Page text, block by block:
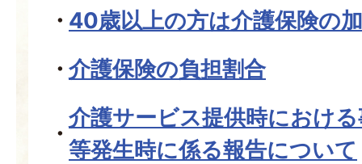
40歳以上の方は介護保険の
介護保険の負担割合
介護サービス提供時におけ
等発生時に係る報告について